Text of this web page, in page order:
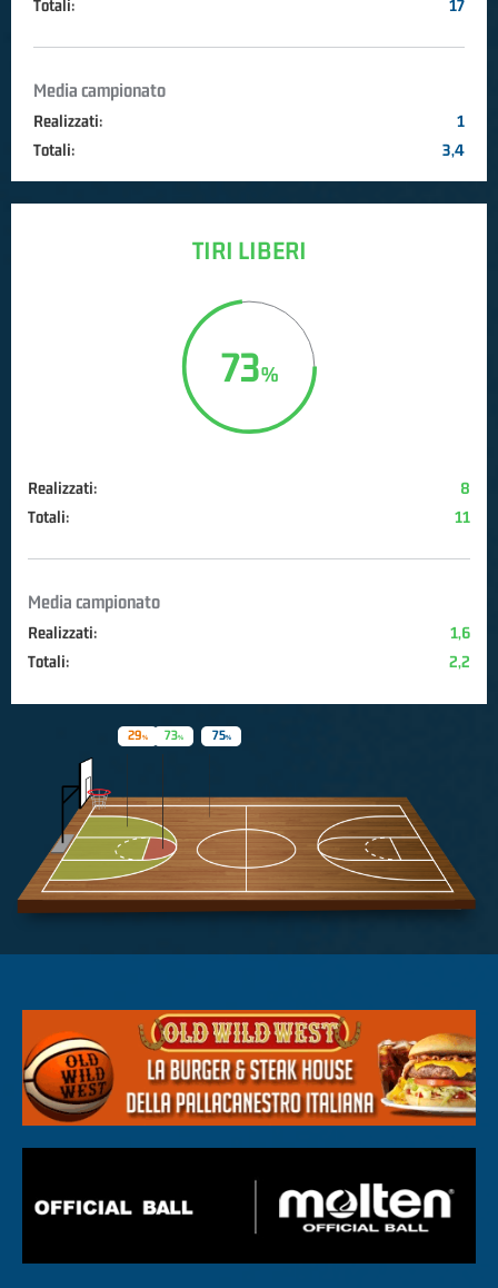
Totali: 17
Media campionato
Realizzati:
1
Totali:
3,4
TIRI LIBERI
73
Realizzati:
8
Totali:
11
Media campionato
Realizzati:
1,6
Totali:
2,2
73
29 75